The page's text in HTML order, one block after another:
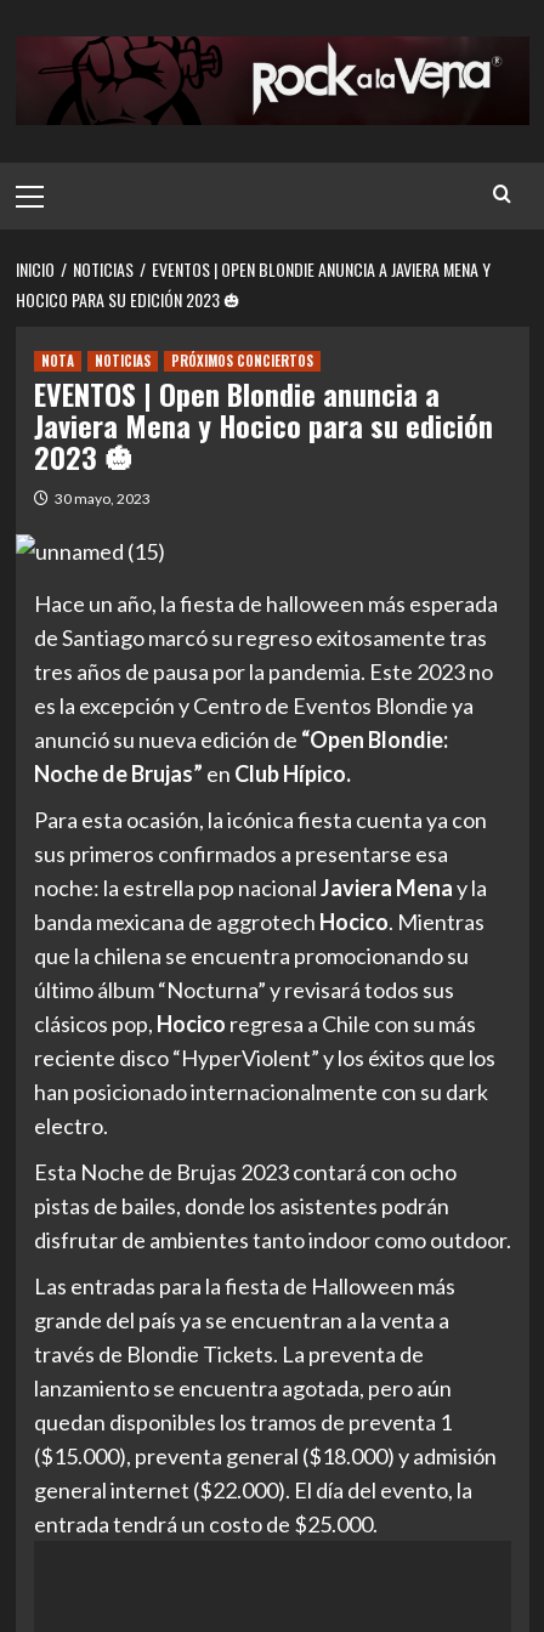
contenido
principal
INICIO NOTICIAS
EVENTOS | OPEN BLONDIE ANUNCIA A JAVIERA MENA Y
HOCICO PARA SU EDICIÓN 2023 🎃
NOTA NOTICIAS PRÓXIMOS CONCIERTOS
EVENTOS | Open Blondie anuncia a
Javiera Mena y Hocico para su edición
2023 🎃
30 mayo, 2023
Hace un año, la fiesta de halloween más esperada
de Santiago marcó su regreso exitosamente tras
tres años de pausa por la pandemia. Este 2023 no
es la excepción y Centro de Eventos Blondie ya
anunció su nueva edición de “Open Blondie:
Noche de Brujas” en Club Hípico.
Para esta ocasión, la icónica fiesta cuenta ya con
sus primeros confirmados a presentarse esa
noche: la estrella pop nacionalJaviera Menay la
banda mexicana de aggrotech Hocico. Mientras
que la chilena se encuentra promocionando su
último álbum “Nocturna” y revisará todos sus
clásicos pop, Hocico regresa a Chile con su más
reciente disco “HyperViolent” y los éxitos que los
han posicionado internacionalmente con su dark
electro.
Esta Noche de Brujas 2023 contará con ocho
pistas de bailes, donde los asistentes podrán
disfrutar de ambientes tanto indoor como outdoor.
Las entradas para la fiesta de Halloween más
grande del país ya se encuentran a la venta a
través de Blondie Tickets. La preventa de
lanzamiento se encuentra agotada, pero aún
quedan disponibles los tramos de preventa 1
($15.000), preventa general ($18.000) y admisión
general internet ($22.000). El día del evento, la
entrada tendrá un costo de $25.000.